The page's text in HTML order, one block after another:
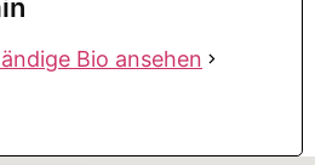
Bio ansehen